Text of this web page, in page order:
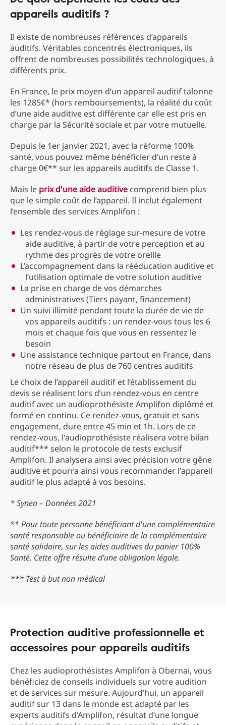
appareils auditifs ?
Il existe de nombreuses références d’appareils
auditifs. Véritables concentrés électroniques, ils
offrent de nombreuses possibilités technologiques, à
différents prix.
En France, le prix moyen d’un appareil auditif talonne
les 1285€* (hors remboursements), la réalité du coût
d’une aide auditive est différente car elle est pris en
charge par la Sécurité sociale et par votre mutuelle.
Depuis le 1er janvier 2021, avec la réforme 100%
santé, vous pouvez même bénéficier d’un reste à
charge 0€** sur les appareils auditifs de Classe 1.
Mais le prix d'une aide auditive comprend bien plus
que le simple coût de l’appareil. Il inclut également
l’ensemble des services Amplifon :
Les rendez-vous de réglage sur-mesure de votre
aide auditive, à partir de votre perception et au
rythme des progrès de votre oreille
L’accompagnement dans la rééducation auditive et
l’utilisation optimale de votre solution auditive
La prise en charge de vos démarches
administratives (Tiers payant, financement)
Un suivi illimité pendant toute la durée de vie de
vos appareils auditifs : un rendez-vous tous les 6
mois et chaque fois que vous en ressentez le
besoin
Une assistance technique partout en France, dans
notre réseau de plus de 760 centres auditifs
Le choix de l’appareil auditif et l’établissement du
devis se réalisent lors d’un rendez-vous en centre
auditif avec un audioprothésiste Amplifon diplômé et
formé en continu. Ce rendez-vous, gratuit et sans
engagement, dure entre 45 min et 1h. Lors de ce
rendez-vous, l'audioprothésiste réalisera votre bilan
auditif*** selon le protocole de tests exclusif
Amplifon. Il analysera ainsi avec précision votre gêne
auditive et pourra ainsi vous recommander l'appareil
auditif le plus adapté à vos besoins.
* Synea – Données 2021
** Pour toute personne bénéficiant d'une complémentaire
santé responsable ou bénéficiaire de la complémentaire
santé solidaire, sur les aides auditives du panier 100%
Santé. Cette offre résulte d’une obligation légale.
*** Test à but non médical
Protection auditive professionnelle et
accessoires pour appareils auditifs
Chez les audioprothésistes Amplifon à Obernai, vous
bénéficiez de conseils individuels sur votre audition
et de services sur mesure. Aujourd’hui, un appareil
auditif sur 13 dans le monde est adapté par les
experts auditifs d’Amplifon, résultat d’une longue